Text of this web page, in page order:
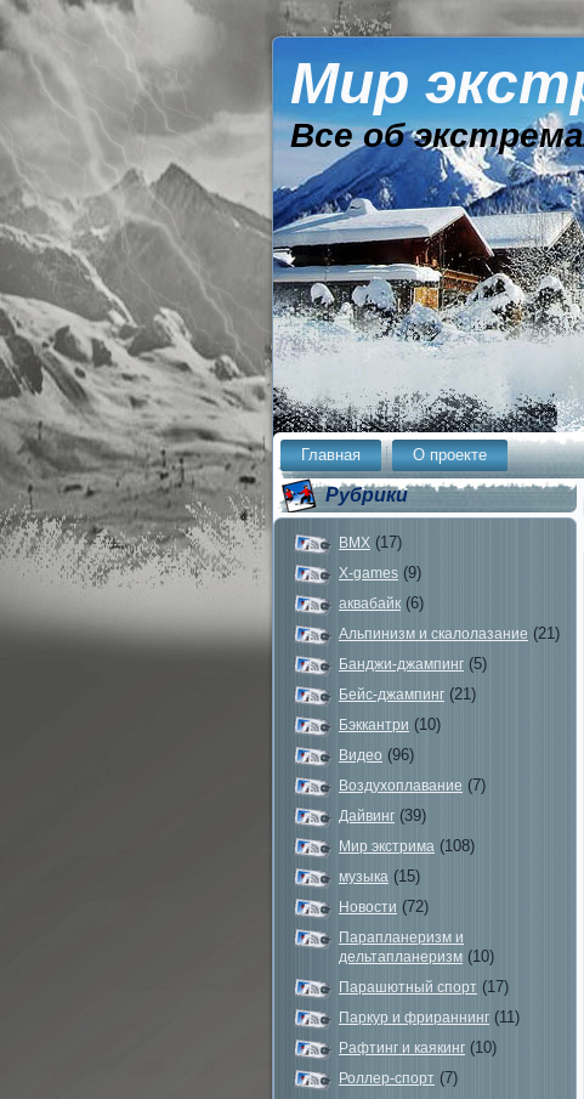
Мир
Все об
Главная О проекте
Рубрики
BMX (17)
X-games (9)
аквабайк (6)
Альпинизм и скалолазание (21)
Банджи-джампинг (5)
Бейс-джампинг (21)
Бэккантри (10)
Видео (96)
Воздухоплавание (7)
Дайвинг (39)
Мир экстрима (108)
музыка (15)
Новости (72)
Парапланеризм и
дельтапланеризм (10)
Парашютный спорт (17)
Паркур и фрираннинг (11)
Рафтинг и каякинг (10)
Роллер-спорт (7)